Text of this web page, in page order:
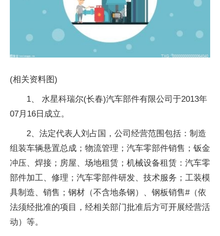
(相关资料图)
1、 水星科瑞尔(长春)汽车部件有限公司于2013年
07月16日成立。
2、法定代表人刘占国，公司经营范围包括：制造
组装车辆悬置总成；物流管理；汽车零部件销售；钣金
冲压、焊接；房屋、场地租赁；机械设备租赁：汽车零
部件加工、修理；汽车零部件研发、技术服务；工装模
具制造、销售；钢材（不含地条钢）、钢板销售#（依
法须经批准的项目，经相关部门批准后方可开展经营活
动）等。